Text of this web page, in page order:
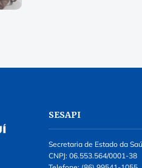
SESAPI
Secretaria de Estado da
CNPJ: 06.553.564/0001-38